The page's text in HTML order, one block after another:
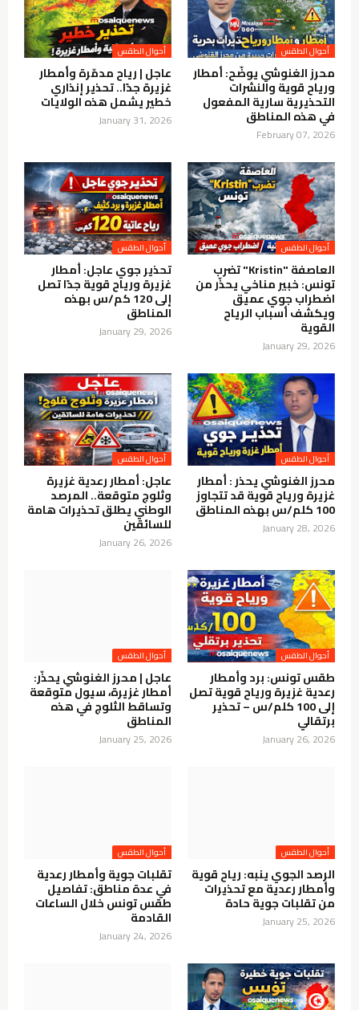
محرز الغنوشي يوضّح: أمطار
ورياح قوية والنشرات
التحذيرية سارية المفعول
في هذه المناطق
February 07, 2026
عاجل | رياح مدمّرة وأمطار
غزيرة جدًا.. تحذير إنذاري
خطير يشمل هذه الولايات
January 31, 2026
العاصفة "Kristin" تضرب
تونس: خبير مناخي يحذّر من
اضطراب جوي عميق
ويكشف أسباب الرياح
القوية
January 29, 2026
تحذير جوي عاجل: أمطار
غزيرة ورياح قوية جدًا تصل
إلى 120 كم/س بهذه
المناطق
January 29, 2026
محرز الغنوشي يحذر : أمطار
غزيرة ورياح قوية قد تتجاوز
100 كلم/س بهذه المناطق
January 28, 2026
عاجل: أمطار رعدية غزيرة
وثلوج متوقعة.. المرصد
الوطني يطلق تحذيرات هامة
للسائقين
January 26, 2026
طقس تونس: برد وأمطار
رعدية غزيرة ورياح قوية تصل
إلى 100 كلم/س – تحذير
برتقالي
January 26, 2026
عاجل | محرز الغنوشي يحذّر:
أمطار غزيرة، سيول متوقعة
وتساقط الثلوج في هذه
المناطق
January 25, 2026
الرصد الجوي ينبه: رياح قوية
وأمطار رعدية مع تحذيرات
من تقلبات جوية حادة
January 25, 2026
تقلبات جوية وأمطار رعدية
في عدة مناطق: تفاصيل
طقس تونس خلال الساعات
القادمة
January 24, 2026